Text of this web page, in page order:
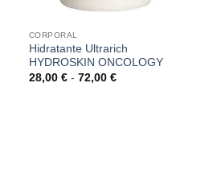
CORPORAL
Hidratante Ultrarich
HYDROSKIN ONCOLOGY
28,00 € - 72,00 €Rango